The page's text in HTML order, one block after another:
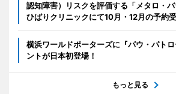
認知障害）リスクを評価する「メタロ・
ひばりクリニックにて10月・12月の予約
横浜ワールドポーターズに『パウ・パト
ントが日本初登場！
もっと見る